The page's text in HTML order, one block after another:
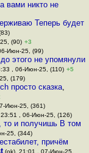
вами никто не
Теперь будет
(90) +3
Июн-25, (99)
этого не упомянули
, 06-Июн-25, (110) +5
(179)
просто сказка,
Июн-25, (361)
23:51 , 06-Июн-25, (126)
то и получишь В том
25, (344)
причём
(ok), 21:01 , 07-Июн-25,